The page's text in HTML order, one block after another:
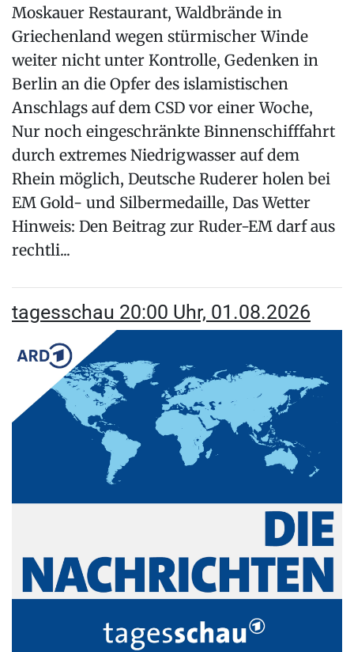
Moskauer Restaurant, Waldbrände in
Griechenland wegen stürmischer Winde
weiter nicht unter Kontrolle, Gedenken in
Berlin an die Opfer des islamistischen
Anschlags auf dem CSD vor einer Woche,
Nur noch eingeschränkte Binnenschifffahrt
durch extremes Niedrigwasser auf dem
Rhein möglich, Deutsche Ruderer holen bei
EM Gold- und Silbermedaille, Das Wetter
Hinweis: Den Beitrag zur Ruder-EM darf aus
rechtli...
tagesschau 20:00 Uhr, 01.08.2026